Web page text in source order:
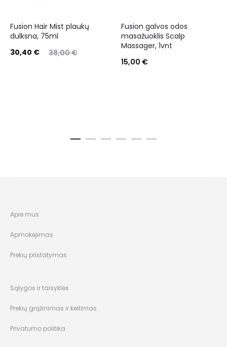
Fusion Hair Mist plaukų
dulksna, 75ml
38,00€
30,40 €
Fusion galvos odos
masažuoklis Scalp
Massager, 1vnt
15,00 €
Apie mus
Apmokėjimas
Prekių pristatymas
Sąlygos ir taisyklės
Prekių grąžinimas ir keitimas
Privatumo politika